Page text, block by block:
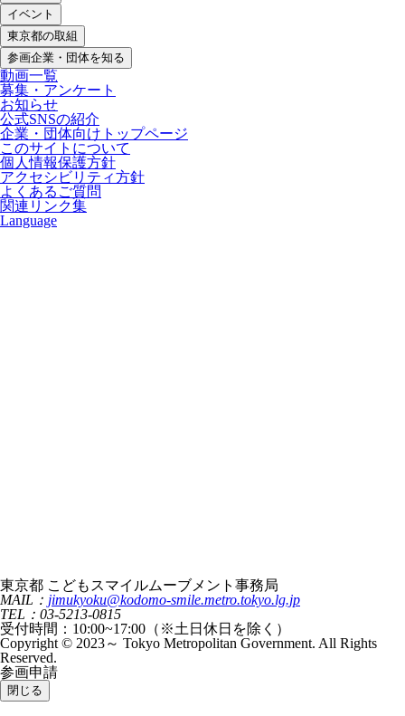
イベント
東京都の取組
参画企業・団体を知る
動画一覧
募集・アンケート
お知らせ
公式SNSの紹介
企業・団体向けトップページ
このサイトについて
個人情報保護方針
アクセシビリティ方針
よくあるご質問
関連リンク集
Language
東京都 こどもスマイルムーブメント事務局
MAIL： jimukyoku@kodomo-smile.metro.tokyo.lg.jp
TEL：03-5213-0815
受付時間：10:00~17:00（※土日休日を除く）
Copyright © 2023～ Tokyo Metropolitan Government. All Rights
Reserved.
参画申請
閉じる